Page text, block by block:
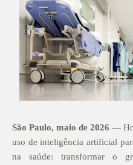
São Paulo, maio de 2026 —
uso de inteligência artificial
na saúde: transformar o